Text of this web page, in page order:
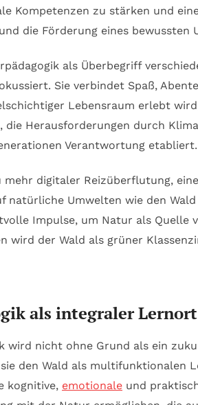
Kompetenzen zu stärken und
die Förderung eines
als Überbegriff
Sie verbindet Spaß,
Lebensraum erlebt
die Herausforderungen durch
Verantwortung etabliert.
mehr digitaler Reizüberflutung,
natürliche Umwelten wie den
Impulse, um Natur als
wird der Wald als grüner
als integraler
wird nicht ohne Grund als ein
den Wald als multifunktionalen
kognitive, emotionale und